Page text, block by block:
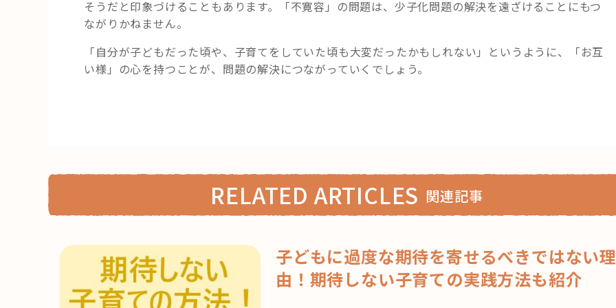
そうだと印象づけることもあります。「不寛容」の問題は、少子化問題の解決を遠ざけることにもつ
ながりかねません。
「自分が子どもだった頃や、子育てをしていた頃も大変だったかもしれない」というように、「お互
い様」の心を持つことが、問題の解決につながっていくでしょう。
RELATED ARTICLES 関連記事
子どもに過度な期待を寄せるべきではない
由！期待しない子育ての実践方法も紹介